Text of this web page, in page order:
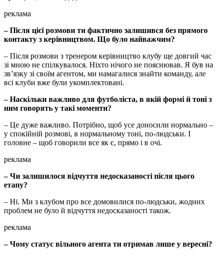
реклама
– Після цієї розмови ти фактично залишився без прямого
контакту з керівництвом. Що було найважчим?
– Після розмови з тренером керівництво клубу ще довгий час
зі мною не спілкувалося. Ніхто нічого не пояснював. Я був на
зв’язку зі своїм агентом, ми намагалися знайти команду, але
всі клуби вже були укомплектовані.
– Наскільки важливо для футболіста, в якій формі й тоні з
ним говорять у такі моменти?
– Це дуже важливо. Потрібно, щоб усе доносили нормально –
у спокійній розмові, в нормальному тоні, по-людськи. І
головне – щоб говорили все як є, прямо і в очі.
реклама
– Чи залишилося відчуття недосказаності після цього
етапу?
– Ні. Ми з клубом про все домовилися по-людськи, жодних
проблем не було й відчуття недосказаності також.
реклама
– Чому статус вільного агента ти отримав лише у вересні?